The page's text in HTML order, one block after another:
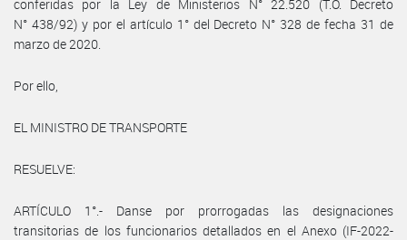
conferidas por la Ley de Ministerios N° 22.520 (T.O. Decreto
N° 438/92) y por el artículo 1° del Decreto N° 328 de fecha 31 de
marzo de 2020.
Por ello,
EL MINISTRO DE TRANSPORTE
RESUELVE:
ARTÍCULO 1°.- Danse por prorrogadas las designaciones
transitorias de los funcionarios detallados en el Anexo (IF-2022-